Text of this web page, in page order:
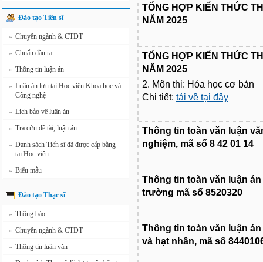
Đào tạo Tiến sĩ
» Chuyên ngành & CTĐT
» Chuẩn đầu ra
» Thông tin luận án
» Luận án lưu tại Học viện Khoa học và
Công nghệ
» Lịch bảo vệ luận án
» Tra cứu đề tài, luận án
» Danh sách Tiến sĩ đã được cấp bằng
tại Học viện
» Biểu mẫu
Đào tạo Thạc sĩ
» Thông báo
» Chuyên ngành & CTĐT
» Thông tin luận văn
TỔNG HỢP KIẾN THỨC
NĂM 2025
TỔNG HỢP KIẾN THỨC
NĂM 2025
2. Môn thi: Hóa học cơ bản
Chi tiết: tải về tại đây
Thông tin toàn văn luận
nghiệm, mã số 8 42 01 14
Thông tin toàn văn luận
trường mã số 8520320
Thông tin toàn văn luận
và hạt nhân, mã số